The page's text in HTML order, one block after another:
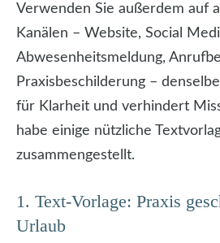
Verwenden Sie außerdem auf
Kanälen – Website, Social
Abwesenheitsmeldung,
Praxisbeschilderung –
für Klarheit und verhindert
habe einige nützliche
zusammengestellt.
1. Text-Vorlage: Praxis
Urlaub